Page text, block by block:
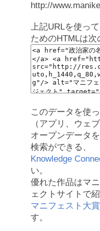
http://
上記URLを使っ
ためのHTMLは次
このデータを使
（アプリ、ウェ
オープンデータ
検索ができる、
Knowledge
い。
優れた作品はマ
ェクトサイトで
マニフェスト大賞
す。